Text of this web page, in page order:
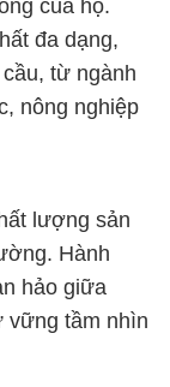
của họ.
đa dạng,
từ ngành
nông nghiệp
lượng sản
Hành
hảo giữa
vững tầm nhìn